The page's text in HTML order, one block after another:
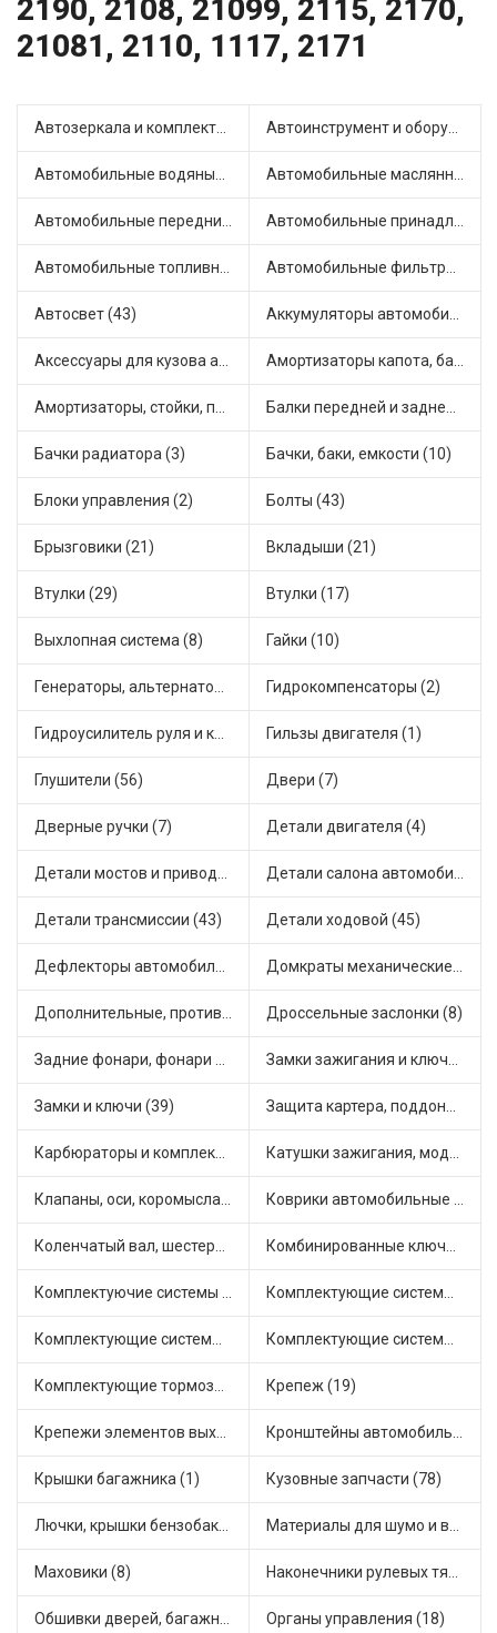
2190, 2108, 21099, 2115, 2170,
21081, 2110, 1117, 2171
Автозеркала и комплектующие (19) Автоинструмент и оборудование (4)
Автомобильные водяные насосы (30) Автомобильные маслянные насосы (5)
Автомобильные передние фары (11) Автомобильные принадлежности и аксессуары (6)
Автомобильные топливные насосы (44) Автомобильные фильтры (1)
Автосвет (43) Аккумуляторы автомобильные (1)
Аксессуары для кузова автомобиля (5) Амортизаторы капота, багажника (23)
Амортизаторы, стойки, подушки стоек (118) Балки передней и задней подвески (2)
Бачки радиатора (3) Бачки, баки, емкости (10)
Блоки управления (2) Болты (43)
Брызговики (21) Вкладыши (21)
Втулки (29) Втулки (17)
Выхлопная система (8) Гайки (10)
Генераторы, альтернаторы и комплектующие (71) Гидрокомпенсаторы (2)
Гидроусилитель руля и комплектующие (1) Гильзы двигателя (1)
Глушители (56) Двери (7)
Дверные ручки (7) Детали двигателя (4)
Детали мостов и привода трансмиссии (18) Детали салона автомобиля (41)
Детали трансмиссии (43) Детали ходовой (45)
Дефлекторы автомобильные (5) Домкраты механические (1)
Дополнительные, противотуманные фары (7) Дроссельные заслонки (8)
Задние фонари, фонари видимости (9) Замки зажигания и ключи (19)
Замки и ключи (39) Защита картера, поддона, КПП (4)
Карбюраторы и комплектующие (34) Катушки зажигания, модули зажигания (21)
Клапаны, оси, коромысла (18) Коврики автомобильные (19)
Коленчатый вал, шестерни коленчатого вала (3) Комбинированные ключи (1)
Комплектуючие системы стеклоочистителя (13) Комплектующие системы выпуска отработавших газов (25)
Комплектующие системы отопления (49) Комплектующие системы питания (30)
Комплектующие тормозной системы (16) Крепеж (19)
Крепежи элементов выхлопной системы (12) Кронштейны автомобильные (14)
Крышки багажника (1) Кузовные запчасти (78)
Лючки, крышки бензобака (3) Материалы для шумо и виброизоляции (1)
Маховики (8) Наконечники рулевых тяг (46)
Обшивки дверей, багажника, потолков, накладки салона (6) Органы управления (18)